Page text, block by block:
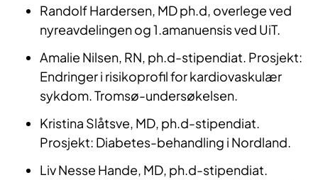
Randolf Hardersen, MD ph.d, overlege ved
nyreavdelingen og 1.amanuensis ved UiT.
Amalie Nilsen, RN, ph.d-stipendiat. Prosjekt:
Endringer i risikoprofil for kardiovaskulær
sykdom. Tromsø-undersøkelsen.
Kristina Slåtsve, MD, ph.d-stipendiat.
Prosjekt: Diabetes-behandling i Nordland.
Liv Nesse Hande, MD, ph.d-stipendiat.